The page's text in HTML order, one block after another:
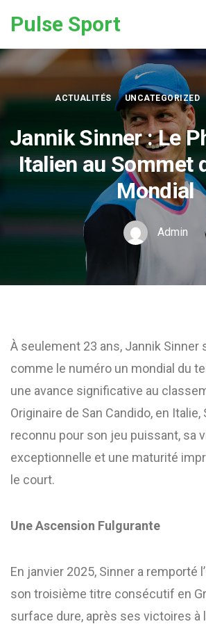
Pulse Sport
ACTUALITÉS UNCATEGORIZED
Jannik Sinner : Le
Italien au Sommet
Mondial
Admin
À seulement 23 ans, Jannik Sinner
comme le numéro un mondial du
une avance significative au
Originaire de San Candido, en
reconnu pour son jeu puissant, sa
exceptionnelle et une maturité
le court.​
Une Ascension Fulgurante
En janvier 2025, Sinner a remporté
son troisième titre consécutif en
surface dure, après ses victoires à